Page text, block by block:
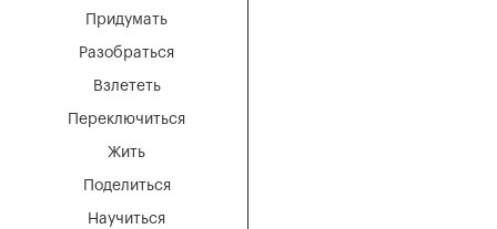
Придумать
Разобраться
Взлететь
Переключиться
Жить
Поделиться
Научиться